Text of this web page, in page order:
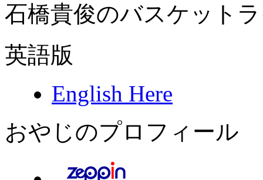
石橋貴俊のバスケット
英語版
English Here
おやじのプロフィール